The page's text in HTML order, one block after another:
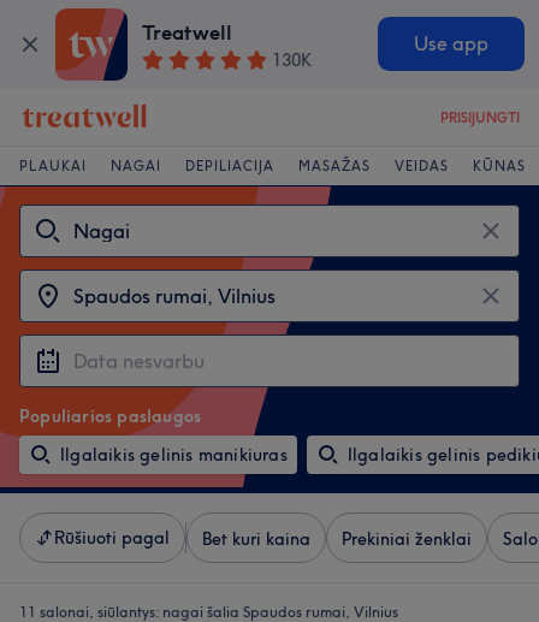
Treatwell
130K
Use app
PRISIJUNGTI
PLAUKAI NAGAI DEPILIACIJA MASAŽAS VEIDAS KŪNAS
Populiarios paslaugos
Ilgalaikis gelinis manikiuras
Ilgalaikis gelinis
Rūšiuoti pagal Bet kuri kaina Prekiniai ženklai
11 salonai, siūlantys: nagai šalia Spaudos rumai, Vilnius